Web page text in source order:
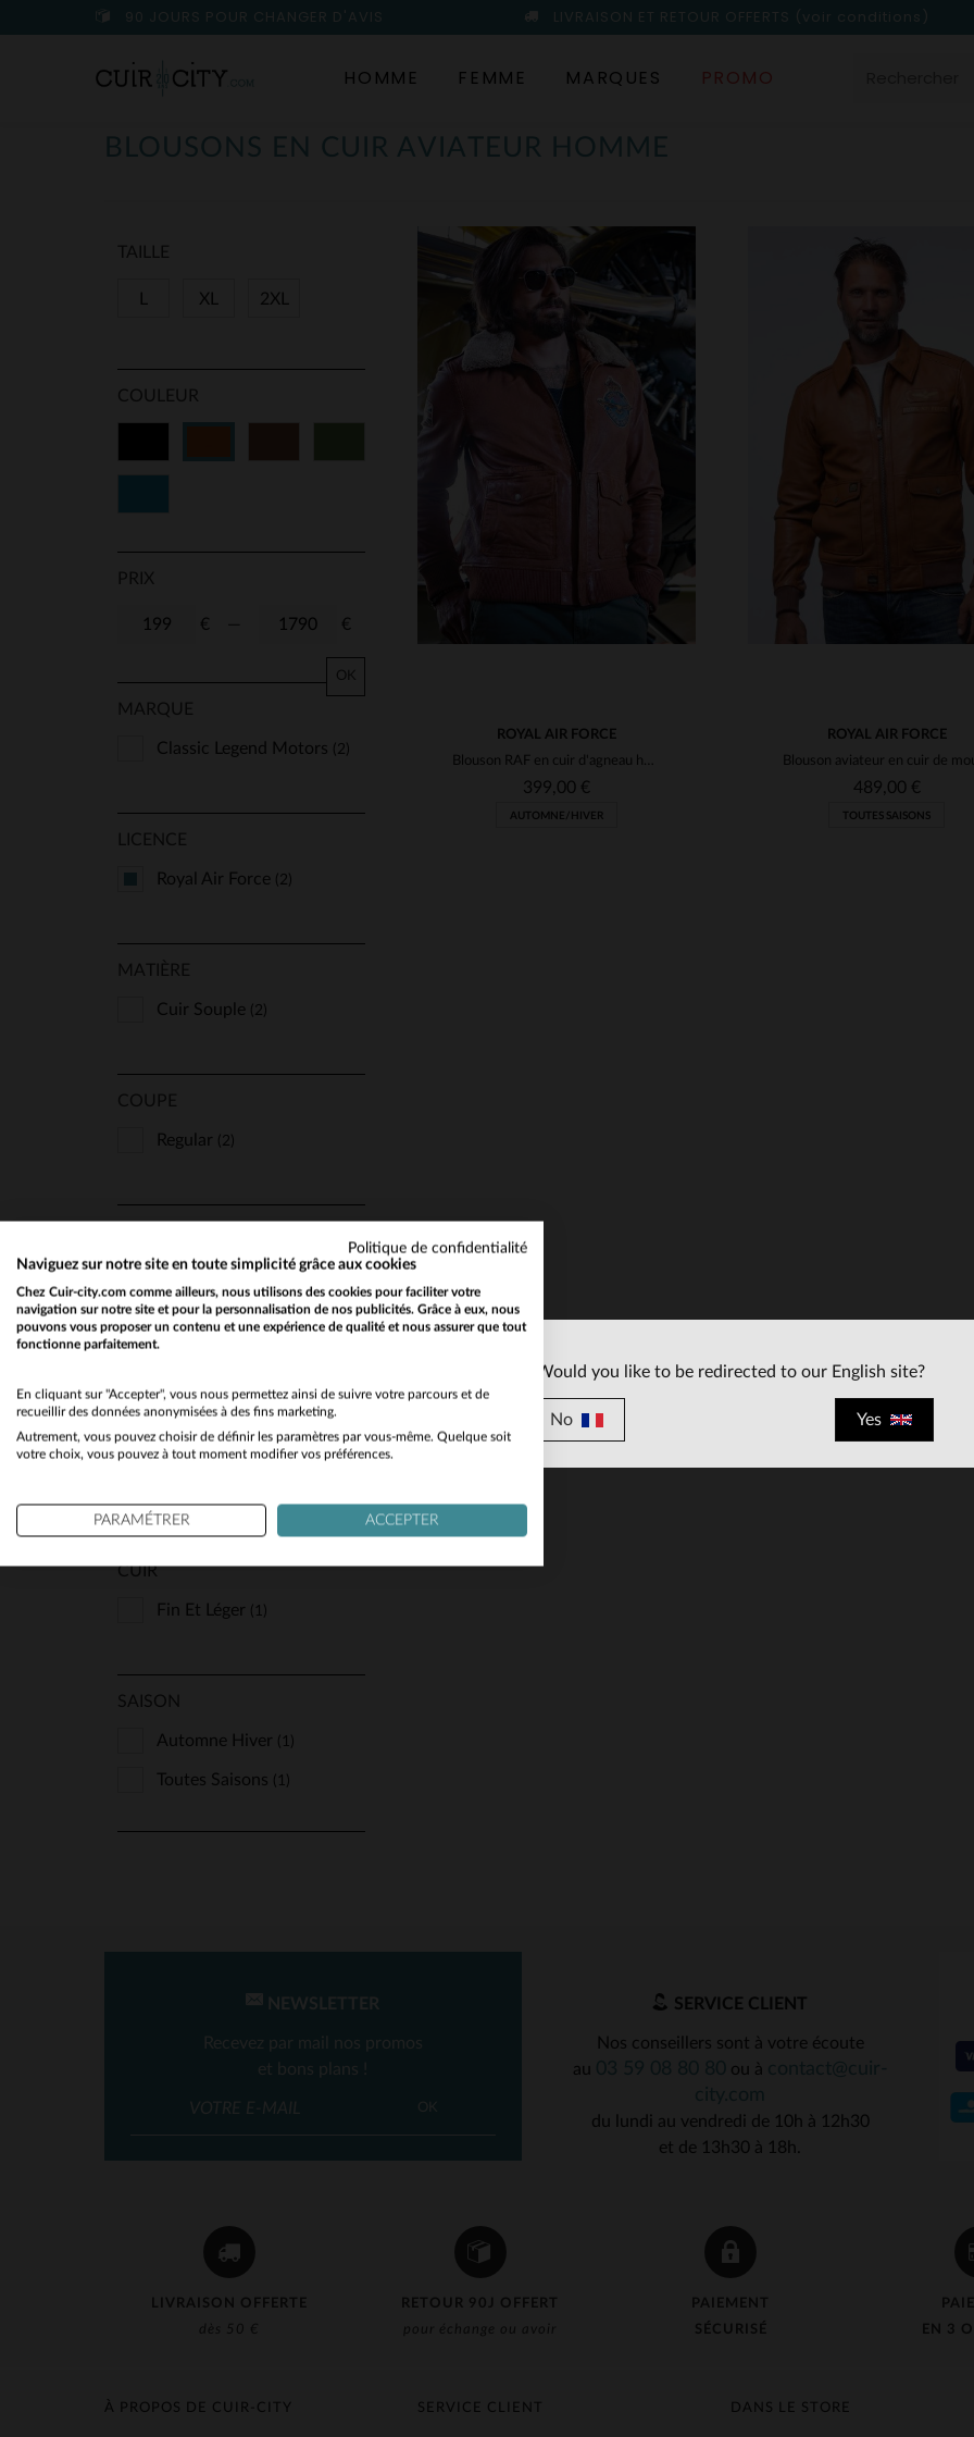
90 JOURS POUR CHANGER D'AVIS LIVRAISON ET RETOUR OFFERTS (voir conditions)
HOMME FEMME MARQUES PROMO
BLOUSONS EN CUIR AVIATEUR HOMME
TAILLE
XL 2XL
COULEUR
PRIX
€ €
OK
MARQUE
Classic Legend Motors (2)
LICENCE
Royal Air Force (2)
MATIÈRE
Cuir Souple (2)
COUPE
Regular (2)
Aviateur(2)
Col Chemise(1)
Col Fourrure
STYLE
(1)
CUIR
Fin Et Léger (1)
SAISON
Automne Hiver (1)
Toutes Saisons (1)
ROYAL AIR FORCE
Blouson RAF en cuir d'agneau havane, symbole d'histoire et d'élégance.
399,00 €
AUTOMNE/HIVER
ROYAL AIR FORCE
489,00 €
TOUTES SAISONS
LIVRAISON OFFERTE
dès 50 €
RETOUR 90J OFFERT
pour échange ou avoir
PAIEMENT
SÉCURISÉ
EN 3
NEWSLETTER
Recevez par mail nos promos
et bons plans !
OK
SERVICE CLIENT
Nos conseillers sont à votre écoute
au
ou à
du lundi au vendredi de 10h à 12h30
et de 13h30 à 18h.
SERVICE CLIENT DANS LE STORE
À PROPOS DE CUIR-CITY
Would you like to be redirected to our English site?
No Yes
Politique de confidentialité
Naviguez sur notre site en toute simplicité grâce aux cookies
Chez Cuir-city.com comme ailleurs, nous utilisons des cookies pour faciliter votre
navigation sur notre site et pour la personnalisation de nos publicités. Grâce à eux, nous
pouvons vous proposer un contenu et une expérience de qualité et nous assurer que tout
fonctionne parfaitement.
En cliquant sur "Accepter", vous nous permettez ainsi de suivre votre parcours et de
recueillir des données anonymisées à des fins marketing.
Autrement, vous pouvez choisir de définir les paramètres par vous-même. Quelque soit
votre choix, vous pouvez à tout moment modifier vos préférences.
PARAMÉTRER ACCEPTER